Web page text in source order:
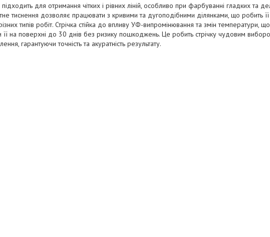
для отримання чітких і рівних ліній, особливо при фарбуванні гладких та
тиснення дозволяє працювати з кривими та дугоподібними ділянками, що робить її
типів робіт. Стрічка стійка до впливу УФ-випромінювання та змін температури,
її на поверхні до 30 днів без ризику пошкоджень. Це робить стрічку чудовим
гарантуючи точність та акуратність результату.